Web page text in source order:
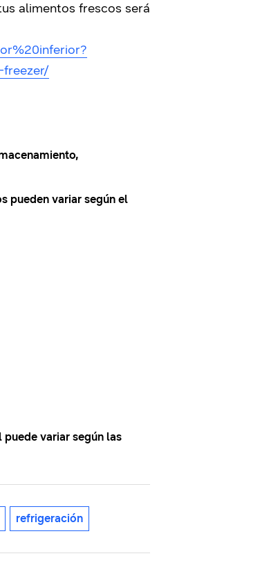
alimentos frescos será
pueden variar según el
variar según las
refrigeración